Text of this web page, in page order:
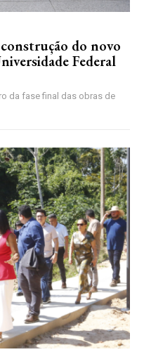
do novo
Federal
da fase final das obras de